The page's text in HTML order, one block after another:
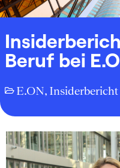
Beruf bei
E.ON, Insiderbericht